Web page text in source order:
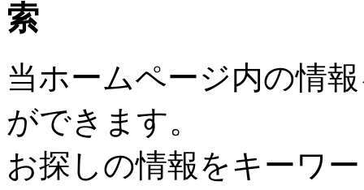
当ホームページ内の情
ができます。
お探しの情報をキーワ